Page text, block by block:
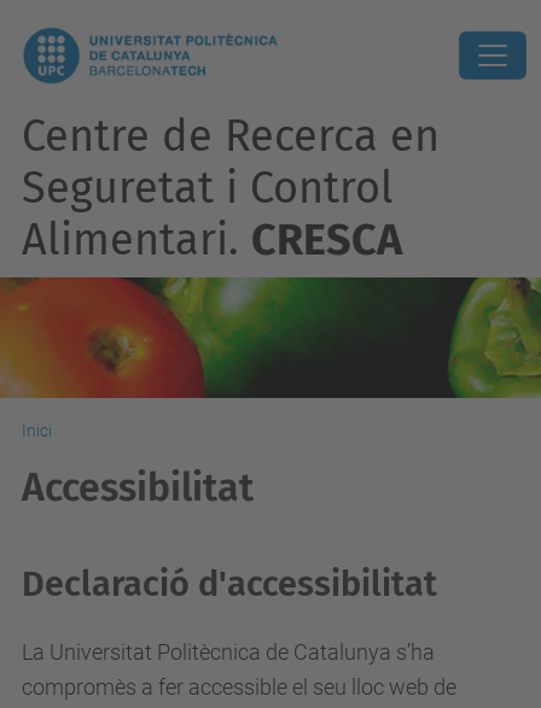
Centre de Recerca en
Seguretat i Control
Alimentari. CRESCA
Inici
Accessibilitat
Declaració d'accessibilitat
La Universitat Politècnica de Catalunya s’ha
compromès a fer accessible el seu lloc web de